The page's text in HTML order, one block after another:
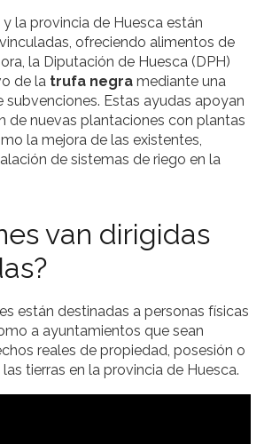
la provincia de Huesca están
ofreciendo alimentos de
la Diputación de Huesca (DPH)
de la trufa negra mediante una
Estas ayudas apoyan
de nuevas plantaciones con plantas
la mejora de las existentes,
de sistemas de riego en la
van dirigidas
están destinadas a personas físicas
a ayuntamientos que sean
reales de propiedad, posesión o
tierras en la provincia de Huesca.